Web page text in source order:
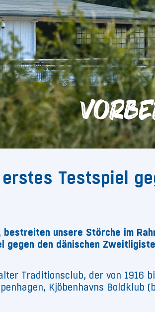
Testspiel
unsere Störche im
den dänischen
Traditionsclub, der von 1916
Kjöbenhavns Boldklub